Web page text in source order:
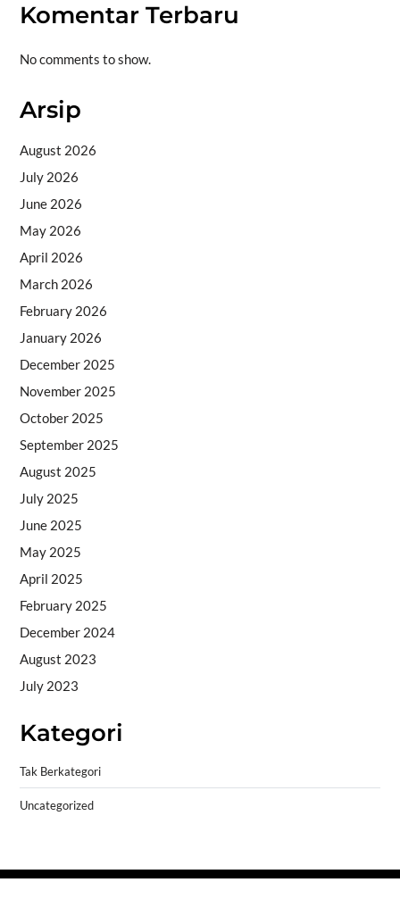
Komentar Terbaru
No comments to show.
Arsip
August 2026
July 2026
June 2026
May 2026
April 2026
March 2026
February 2026
January 2026
December 2025
November 2025
October 2025
September 2025
August 2025
July 2025
June 2025
May 2025
April 2025
February 2025
December 2024
August 2023
July 2023
Kategori
Tak Berkategori
Uncategorized